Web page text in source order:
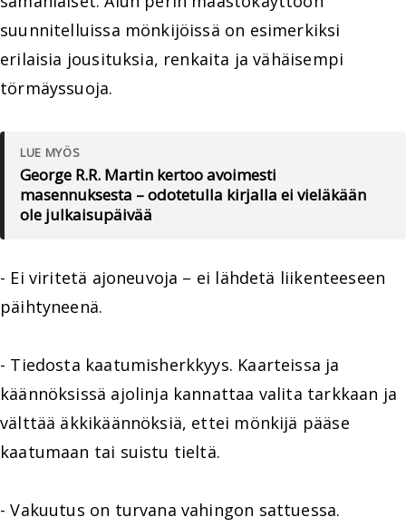
suunnitelluissa mönkijöissä on esimerkiksi
erilaisia jousituksia, renkaita ja vähäisempi
törmäyssuoja.
LUE MYÖS
George R.R. Martin kertoo avoimesti
masennuksesta – odotetulla kirjalla ei vieläkään
ole julkaisupäivää
- Ei viritetä ajoneuvoja – ei lähdetä liikenteeseen
päihtyneenä.
- Tiedosta kaatumisherkkyys. Kaarteissa ja
käännöksissä ajolinja kannattaa valita tarkkaan ja
välttää äkkikäännöksiä, ettei mönkijä pääse
kaatumaan tai suistu tieltä.
- Vakuutus on turvana vahingon sattuessa.